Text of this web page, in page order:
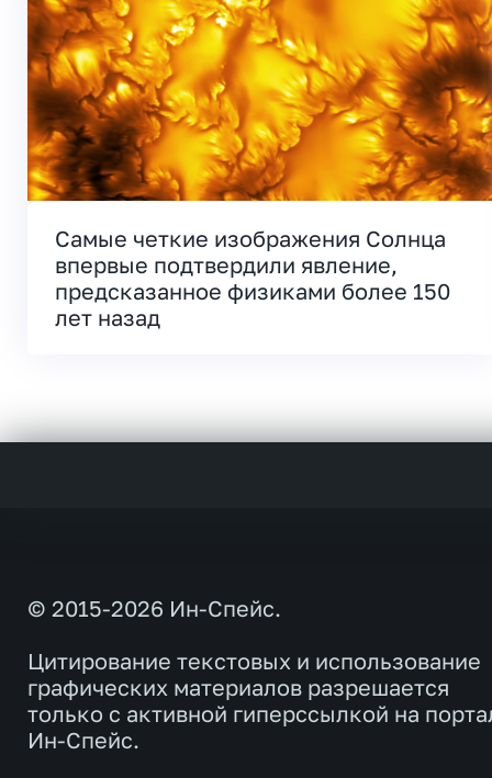
Самые четкие изображения Солнца
впервые подтвердили явление,
предсказанное физиками более 150
лет назад
© 2015-2026 Ин-Спейс.
Цитирование текстовых и использование
графических материалов разрешается
только с активной гиперссылкой на
Ин-Спейс.